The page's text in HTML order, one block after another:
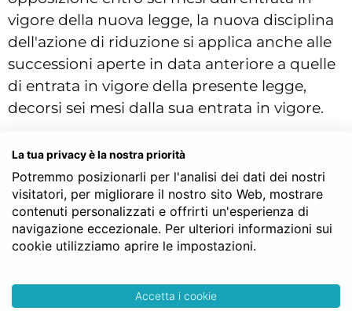
vigore della nuova legge, la nuova disciplina
dell'azione di riduzione si applica anche alle
successioni aperte in data anteriore a quelle
di entrata in vigore della presente legge,
decorsi sei mesi dalla sua entrata in vigore.
Cosa c'è da sapere sulle donazioni
Per concludere dobbiamo soffermarci sulla
tripartizionedell'azione di riduzione per
meglio comprendere l'aggiornamento di cui
stiamo trattando.
riduzione contro il donatario
La tua privacy è la nostra priorità
Potremmo posizionarli per l'analisi dei dati dei nostri
visitatori, per migliorare il nostro sito Web, mostrare
contenuti personalizzati e offrirti un'esperienza di
navigazione eccezionale. Per ulteriori informazioni sui
cookie utilizziamo aprire le impostazioni.
Accetta i cookie